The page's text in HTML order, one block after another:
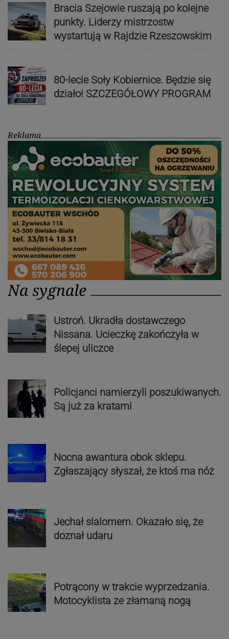
Bracia Szejowie ruszają po kolejne
punkty. Liderzy mistrzostw
wystartują w Rajdzie Rzeszowskim
80-lecie Soły Kobiernice. Będzie się
działo! SZCZEGÓŁOWY PROGRAM
Reklama
Na sygnale
Ustroń. Ukradła dostawczego
Nissana. Ucieczkę zakończyła w
ślepej uliczce
Policjanci namierzyli poszukiwanych.
Są już za kratami
Nocna awantura obok sklepu.
Zgłaszający słyszał, że ktoś ma nóż
Jechał slalomem. Okazało się, że
doznał udaru
Potrącony w trakcie wyprzedzania.
Motocyklista ze złamaną nogą